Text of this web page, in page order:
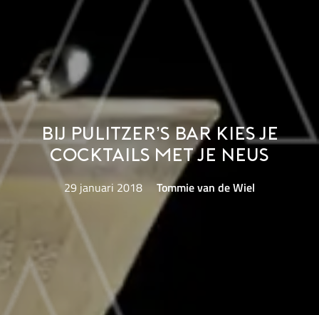
Bij Pulitzer’s Bar kies je
cocktails met je neus
29 januari 2018 Tommie van de Wiel